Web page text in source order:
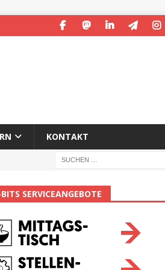
KONTAKT
SERVICEANGEBOTE